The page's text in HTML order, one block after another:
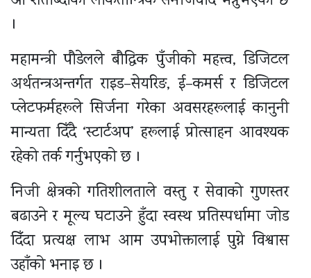
।
महामन्त्री पौडेलले बौद्धिक पुँजीको महत्त्व, डिजिटल
अर्थतन्त्रअन्तर्गत राइड–सेयरिङ, ई–कमर्स र डिजिटल
प्लेटफर्महरूले सिर्जना गरेका अवसरहरूलाई कानुनी
मान्यता दिँदै ‘स्टार्टअप’ हरूलाई प्रोत्साहन आवश्यक
रहेको तर्क गर्नुभएको छ ।
निजी क्षेत्रको गतिशीलताले वस्तु र सेवाको गुणस्तर
बढाउने र मूल्य घटाउने हुँदा स्वस्थ प्रतिस्पर्धामा जोड
दिँदा प्रत्यक्ष लाभ आम उपभोक्तालाई पुग्ने विश्वास
उहाँको भनाइ छ ।